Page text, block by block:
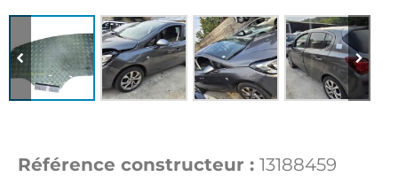
Référence constructeur : 13188459